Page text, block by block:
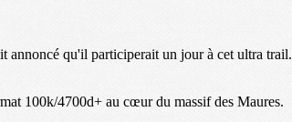
annoncé qu'il participerait un jour à cet ultra trail.
100k/4700d+ au cœur du massif des Maures.